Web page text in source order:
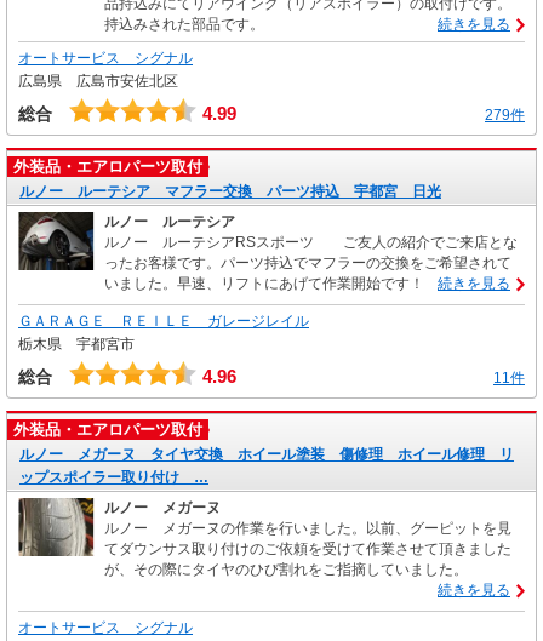
持込みされた部品です。
続きを見る
オートサービス シグナル
広島県 広島市安佐北区
総合 4.99 279件
外装品・エアロパーツ取付
ルノー ルーテシア マフラー交換 パーツ持込 宇都宮 日光
ルノー ルーテシア
ルノー ルーテシアRSスポーツ ご友人の紹介でご来店とな
ったお客様です。パーツ持込でマフラーの交換をご希望されて
いました。早速、リフトにあげて作業開始です！
続きを見る
ＧＡＲＡＧＥ ＲＥＩＬＥ ガレージレイル
栃木県 宇都宮市
総合 4.96 11件
外装品・エアロパーツ取付
ルノー メガーヌ タイヤ交換 ホイール塗装 傷修理 ホイール修理 リ
ップスポイラー取り付け …
ルノー メガーヌ
ルノー メガーヌの作業を行いました。以前、グーピットを見
てダウンサス取り付けのご依頼を受けて作業させて頂きました
が、その際にタイヤのひび割れをご指摘していました。
続きを見る
オートサービス シグナル